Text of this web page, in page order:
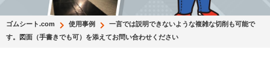
ゴムシート.com 使用事例
一言では説明できないような複雑な切削も可能で
す。図面（手書きでも可）を添えてお問い合わせください